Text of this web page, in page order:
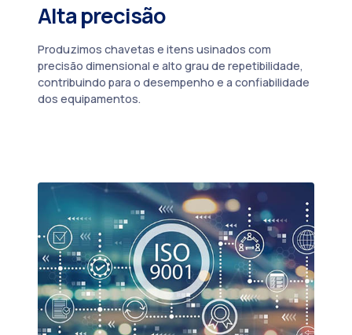
Alta precisão
Produzimos chavetas e itens usinados com
precisão dimensional e alto grau de repetibilidade,
contribuindo para o desempenho e a confiabilidade
dos equipamentos.